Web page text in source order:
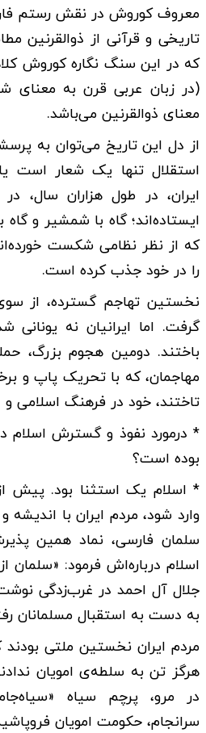
معروف کوروش در نقش رستم
تاریخی و قرآنی از ذوالقرنین
که در این سنگ نگاره کوروش
(در زبان عربی قرن به
معنای ذوالقرنین می‌باشد.
از دل این تاریخ می‌توان به
استقلال تنها یک شعار است
ایران، در طول هزاران سال،
ایستاده‌اند؛ گاه با شمشیر و
که از نظر نظامی شکست
را در خود جذب کرده است.
نخستین تهاجم گسترده، از
گرفت. اما ایرانیان نه
باختند. دومین هجوم بزرگ،
مهاجمان، که با تحریک پاپ و
تاختند، خود در فرهنگ اسلامی
* درمورد نفوذ و گسترش اسلام
بوده است؟
* اسلام یک استثنا بود. پیش
وارد شود، مردم ایران با اندیشه
سلمان فارسی، نماد همین
اسلام درباره‌اش فرمود:
جلال آل احمد در غرب‌زدگی نوشت
به دست به استقبال مسلمانان
مردم ایران نخستین ملتی بودند
هرگز تن به سلطه‌ی امویان
در مرو، پرچم سیاه
سرانجام، حکومت امویان